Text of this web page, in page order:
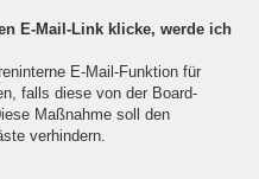
E-Mail-Link klicke, werde ich
E-Mail-Funktion für
falls diese von der Board-
Maßnahme soll den
verhindern.